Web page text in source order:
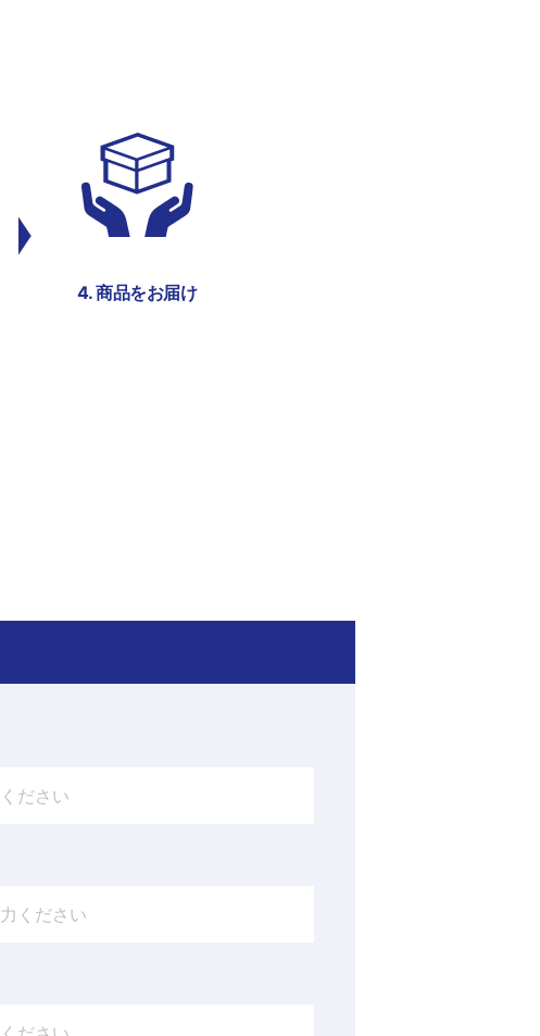
商品をお届け